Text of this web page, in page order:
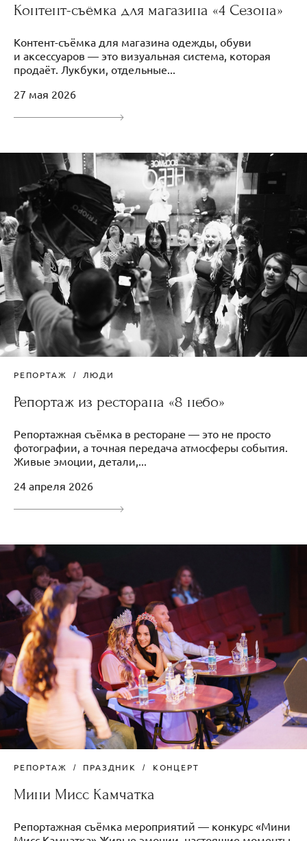
Контент-съëмка для магазина «4 Сезона»
Контент-съёмка для магазина одежды, обуви
и аксессуаров — это визуальная система, которая
продаёт. Лукбуки, отдельные...
27 мая 2026
РЕПОРТАЖ ЛЮДИ
Репортаж из ресторана «8 небо»
Репортажная съёмка в ресторане — это не просто
фотографии, а точная передача атмосферы события.
Живые эмоции, детали,...
24 апреля 2026
РЕПОРТАЖ ПРАЗДНИК КОНЦЕРТ
Мини Мисс Камчатка
Репортажная съёмка мероприятий — конкурс «Мини